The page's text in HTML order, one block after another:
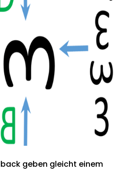
geben gleicht einem